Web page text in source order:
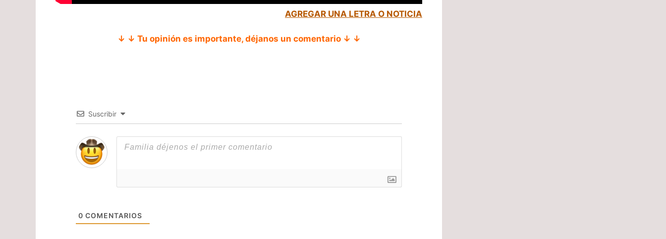
AGREGAR UNA LETRA O NOTICIA
↓ ↓ Tu opinión es importante, déjanos un comentario ↓ ↓
Suscribir
0 COMENTARIOS